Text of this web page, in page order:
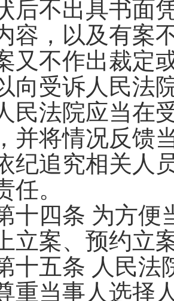
后不出具书面
容，以及有案
又不作出裁定
向受诉人民法
法院应当在受
并将情况反馈
纪追究相关人
任。
四条 为方便
立案、预约立
五条 人民法
重当事人选择